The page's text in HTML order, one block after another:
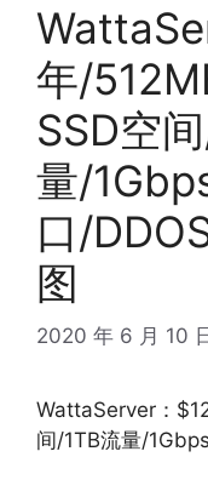
年/
SSD空
量/
口/
图
2020 年 6 月 10
WattaServer：
间/1TB流量/